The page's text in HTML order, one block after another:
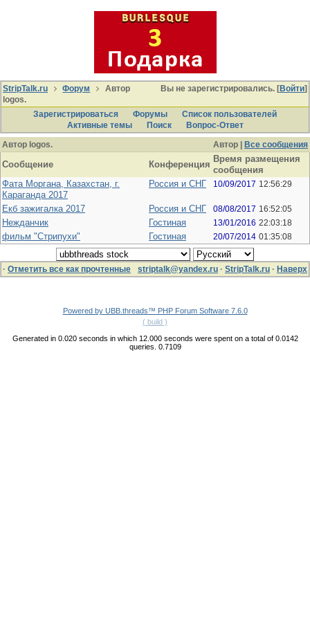
Вы не зарегистрировались. [Войти]
StripTalk.ru Форум
Автор
logos.
Зарегистрироваться
Форумы
Список пользователей
Активные темы
Поиcк
Вопрос-Ответ
Автор |
Все сообщения
Автор logos.
Сообщение Конференция
Время размещения
сообщения
Фата Моргана, Казахстан, г.
Караганда 2017
Россия и СНГ 10/09/2017 12:56:29
Екб зажигалка 2017 Россия и СНГ 08/08/2017 16:52:05
Нежданчик Гостиная 13/01/2016 22:03:18
фильм "Стрипухи" Гостиная 20/07/2014 01:35:08
· Отметить все как прочтенные striptalk@yandex.ru · StripTalk.ru · Наверх
Powered by UBB.threads™ PHP Forum Software 7.6.0
( build )
Generated in 0.020 seconds in which 12.000 seconds were spent on a total of 0.0142
queries. 0.7109